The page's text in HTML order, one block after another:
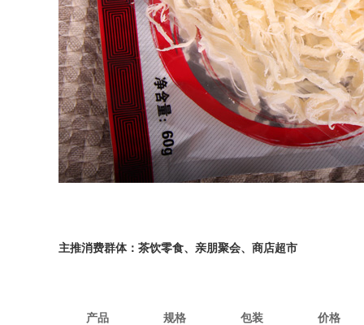
主推消费群体：茶饮零食、亲朋聚会、商店超市
产品 规格 包装 价格